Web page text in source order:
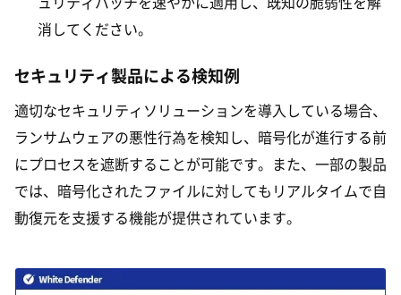
消してください。
セキュリティ製品による検知例
適切なセキュリティソリューションを導入している場合、
ランサムウェアの悪性行為を検知し、暗号化が進行する前
にプロセスを遮断することが可能です。また、一部の製品
では、暗号化されたファイルに対してもリアルタイムで自
動復元を支援する機能が提供されています。